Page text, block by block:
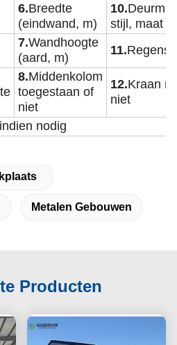
6.Breedte
(eindwand, m)
10.
stijl, maat
7.Wandhoogte
(aard, m)
11.
8.Middenkolom
toegestaan of
niet
12.Kraan
niet
nodig
Metalen Gebouwen
Producten